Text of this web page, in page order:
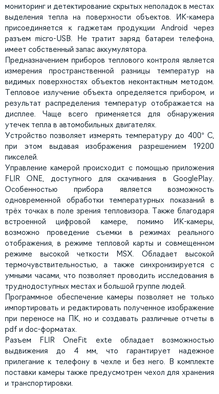
мониторинг и детектирование скрытых неполадок в местах
выделения тепла на поверхности объектов. ИК-камера
присоединяется к гаджетам продукции Android через
разъем micro-USB. Не тратит заряд батареи телефона,
имеет собственный запас аккумулятора.
Предназначением приборов теплового контроля является
измерения пространственной разницы температур на
видимых поверхностях объектов неконтактным методом.
Тепловое излучение объекта определяется прибором, и
результат распределения температур отображается на
дисплее. Чаще всего применяется для обнаружения
утечек тепла в автомобильных двигателях.
Устройство позволяет измерять температуру до 400° C,
при этом выдавая изображения разрешением 19200
пикселей.
Управление камерой происходит с помощью приложения
FLIR ONE, доступного для скачивания в ‎GooglePlay.
Особенностью прибора является возможность
одновременной обработки температурных показаний в
трёх точках в поле зрения тепловизора. Также благодаря
встроенной цифровой камере, помимо ИК-камеры,
возможно проведение съемки в режимах реального
отображения, в режиме тепловой карты и совмещенном
режиме высокой четкости MSX. Обладает высокой
термочувствительностью, а также синхронизируется с
умными часами, что позволяет проводить исследования в
труднодоступных местах и большой группе людей.
Программное обеспечение камеры позволяет не только
импортировать и редактировать полученное изображение
при переносе на ПК, но и создавать различные отчеты в
pdf и doc-форматах.
Разъем FLIR OneFit exte обладает возможностью
выдвижения до 4 мм, что гарантирует надежное
прилегание к телефону в чехле и без него. В комплекте
поставки камеры также предусмотрен чехол для хранения
и транспортировки.